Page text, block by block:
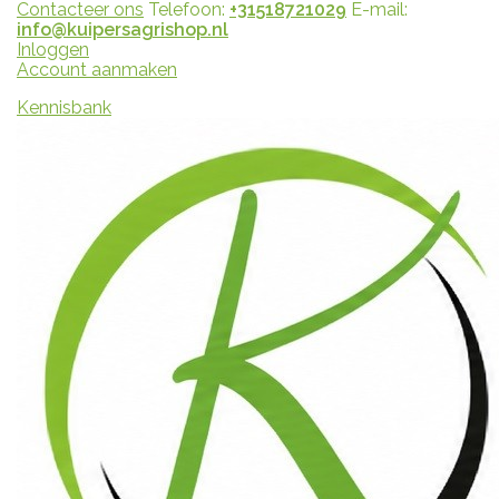
Contacteer ons Telefoon: +31518721029 E-mail:
info@kuipersagrishop.nl
Inloggen
Account aanmaken
Kennisbank